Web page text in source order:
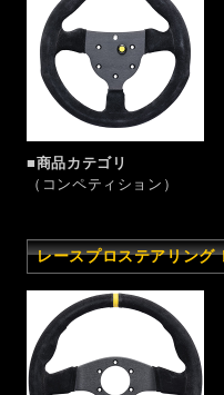
■商品カテゴリ
（コンペティション）
レースプロステアリン